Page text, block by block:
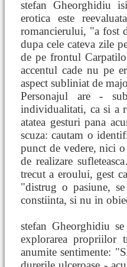
stefan Gheorghidiu
erotica este
romancierului, "a fost
dupa cele cateva zile
de pe frontul
accentul cade nu pe
aspect subliniat de
Personajul are -
individualitati, ca si a
atatea gesturi pana
scuza: cautam o
punct de vedere, nici
de realizare
trecut a eroului, gest
"distrug o pasiune,
constiinta, si nu in
stefan Gheorghidiu
explorarea propriilor
anumite sentimente: